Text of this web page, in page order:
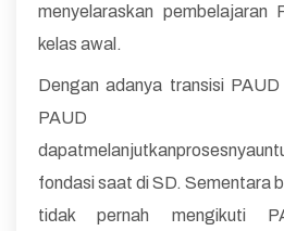
menyelaraskan
kelas awal.
Dengan adanya transisi
PAUD
fondasi saat di SD. Sementara
tidak pernah mengikuti